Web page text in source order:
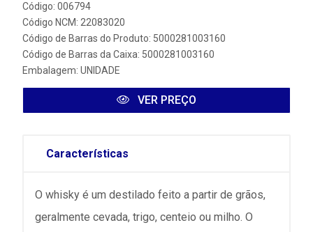
Código: 006794
Código NCM: 22083020
Código de Barras do Produto: 5000281003160
Código de Barras da Caixa: 5000281003160
Embalagem: UNIDADE
VER PREÇO
Características
O whisky é um destilado feito a partir de grãos,
geralmente cevada, trigo, centeio ou milho. O